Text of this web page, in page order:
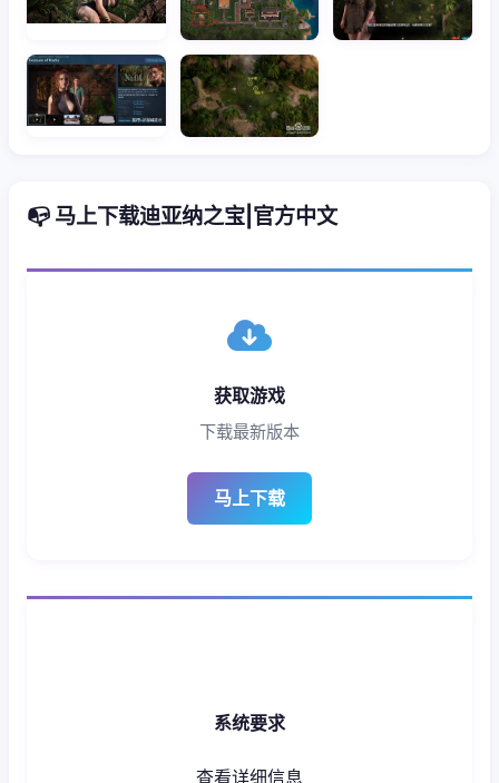
📭 马上下载迪亚纳之宝|官方中文
获取游戏
下载最新版本
马上下载
系统要求
查看详细信息